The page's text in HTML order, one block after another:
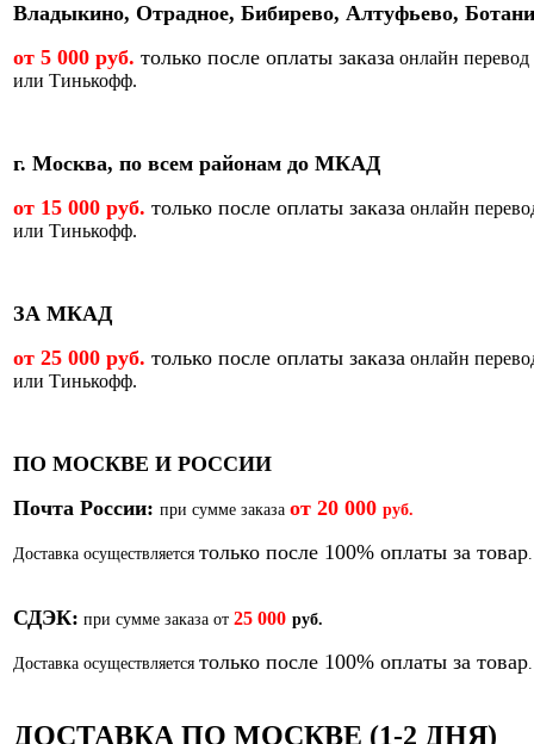
Владыкино, Отрадное, Бибирево, Алтуфьево,
от 5 000 руб. только после оплаты заказа онлайн
или Тинькофф.
г. Москва, по всем районам до МКАД
от 15 000 руб. только после оплаты заказа онлайн
или Тинькофф.
ЗА МКАД
от 25 000 руб. только после оплаты заказа онлайн
или Тинькофф.
ПО МОСКВЕ И РОССИИ
Почта России: при сумме заказа от 20 000 руб.
Доставка осуществляется только после 100% оплаты за товар.
СДЭК: при сумме заказа от 25 000 руб.
Доставка осуществляется только после 100% оплаты за товар.
ДОСТАВКА ПО МОСКВЕ (1-2 ДНЯ)